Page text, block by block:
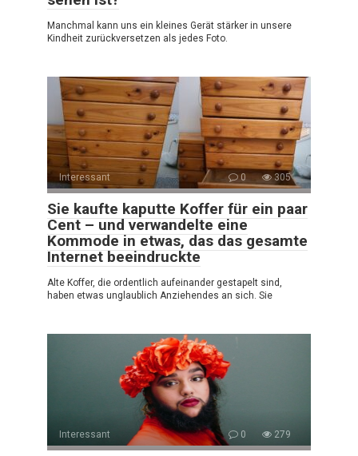
Manchmal kann uns ein kleines Gerät stärker in unsere
Kindheit zurückversetzen als jedes Foto.
Interessant 0 305
Sie kaufte kaputte Koffer für ein paar
Cent – und verwandelte eine
Kommode in etwas, das das gesamte
Internet beeindruckte
Alte Koffer, die ordentlich aufeinander gestapelt sind,
haben etwas unglaublich Anziehendes an sich. Sie
Interessant 0 279